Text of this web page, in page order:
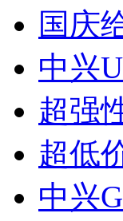
国庆
中兴
超强
超低
中兴